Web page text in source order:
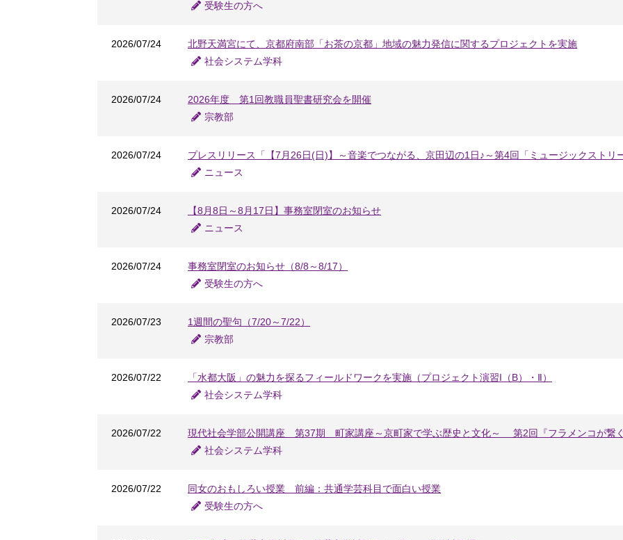
受験生の方へ
2026/07/24
北野天満宮にて、京都府南部「お茶の京都」地域の魅力発信に関するプロジェクトを実施
社会システム学科
2026/07/24
2026年度 第1回教職員聖書研究会を開催
宗教部
2026/07/24
プレスリリース「【7月26日(日)】～音楽でつながる、京田辺の1日♪～第4回「ミュージックスト
ニュース
2026/07/24
【8月8日～8月17日】事務室閉室のお知らせ
ニュース
2026/07/24
事務室閉室のお知らせ（8/8～8/17）
受験生の方へ
2026/07/23
1週間の聖句（7/20～7/22）
宗教部
2026/07/22
「水都大阪」の魅力を探るフィールドワークを実施（プロジェクト演習I（B）・Ⅱ）
社会システム学科
2026/07/22
現代社会学部公開講座 第37期 町家講座～京町家で学ぶ歴史と文化～ 第2回『フラメンコが繋
社会システム学科
2026/07/22
同女のおもしろい授業 前編：共通学芸科目で面白い授業
受験生の方へ